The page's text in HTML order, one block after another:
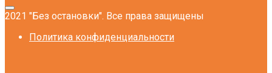
2021 "Без остановки". Все права защищены
Политика конфиденциальности